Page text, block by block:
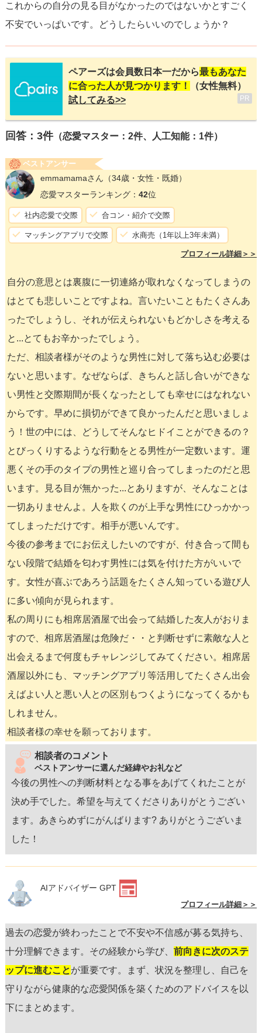
これからの自分の見る目がなかったのではないかとすごく
不安でいっぱいです。どうしたらいいのでしょうか？
ペアーズは会員数日本一だから最もあなた
に合った人が見つかります！
（女性無料）
試してみる>>
PR
回答： 3件（恋愛マスター：2件、人工知能：1件）
ベストアンサー
emmamamaさん （34歳・女性・既婚）
恋愛マスターランキング： 42位
社内恋愛で交際 合コン・紹介で交際
マッチングアプリで交際 水商売（1年以上3年未満）
プロフィール詳細＞＞
自分の意思とは裏腹に一切連絡が取れなくなってしまうの
はとても悲しいことですよね。言いたいこともたくさんあ
ったでしょうし、それが伝えられないもどかしさを考える
と...とてもお辛かったでしょう。
ただ、相談者様がそのような男性に対して落ち込む必要は
ないと思います。なぜならば、きちんと話し合いができな
い男性と交際期間が長くなったとしても幸せにはなれない
からです。早めに損切ができて良かったんだと思いましょ
う！世の中には、どうしてそんなヒドイことができるの？
とびっくりするような行動をとる男性が一定数います。運
悪くその手のタイプの男性と巡り合ってしまったのだと思
います。見る目が無かった...とありますが、そんなことは
一切ありませんよ。人を欺くのが上手な男性にひっかかっ
てしまっただけです。相手が悪いんです。
今後の参考までにお伝えしたいのですが、付き合って間も
ない段階で結婚を匂わす男性には気を付けた方がいいで
す。女性が喜ぶであろう話題をたくさん知っている遊び人
に多い傾向が見られます。
私の周りにも相席居酒屋で出会って結婚した友人がおりま
すので、相席居酒屋は危険だ・・と判断せずに素敵な人と
出会えるまで何度もチャレンジしてみてください。相席居
酒屋以外にも、マッチングアプリ等活用してたくさん出会
えばよい人と悪い人との区別もつくようになってくるかも
しれません。
相談者様の幸せを願っております。
相談者のコメント
ベストアンサーに選んだ経緯やお礼など
今後の男性への判断材料となる事をあげてくれたことが
決め手でした。希望を与えてくださりありがとうござい
ます。あきらめずにがんばります? ありがとうございま
した！
AIアドバイザー GPT
プロフィール詳細＞＞
過去の恋愛が終わったことで不安や不信感が募る気持ち、
十分理解できます。その経験から学び、 前向きに次のステ
ップに進むことが重要です。まず、状況を整理し、自己を
守りながら健康的な恋愛関係を築くためのアドバイスを以
下にまとめます。